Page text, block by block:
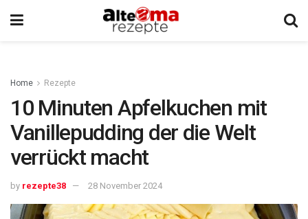
Home Rezepte
10 Minuten Apfelkuchen mit
Vanillepudding der die Welt
verrückt macht
by rezepte38 28 November 2024